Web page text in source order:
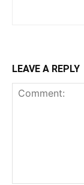
LEAVE A REPLY